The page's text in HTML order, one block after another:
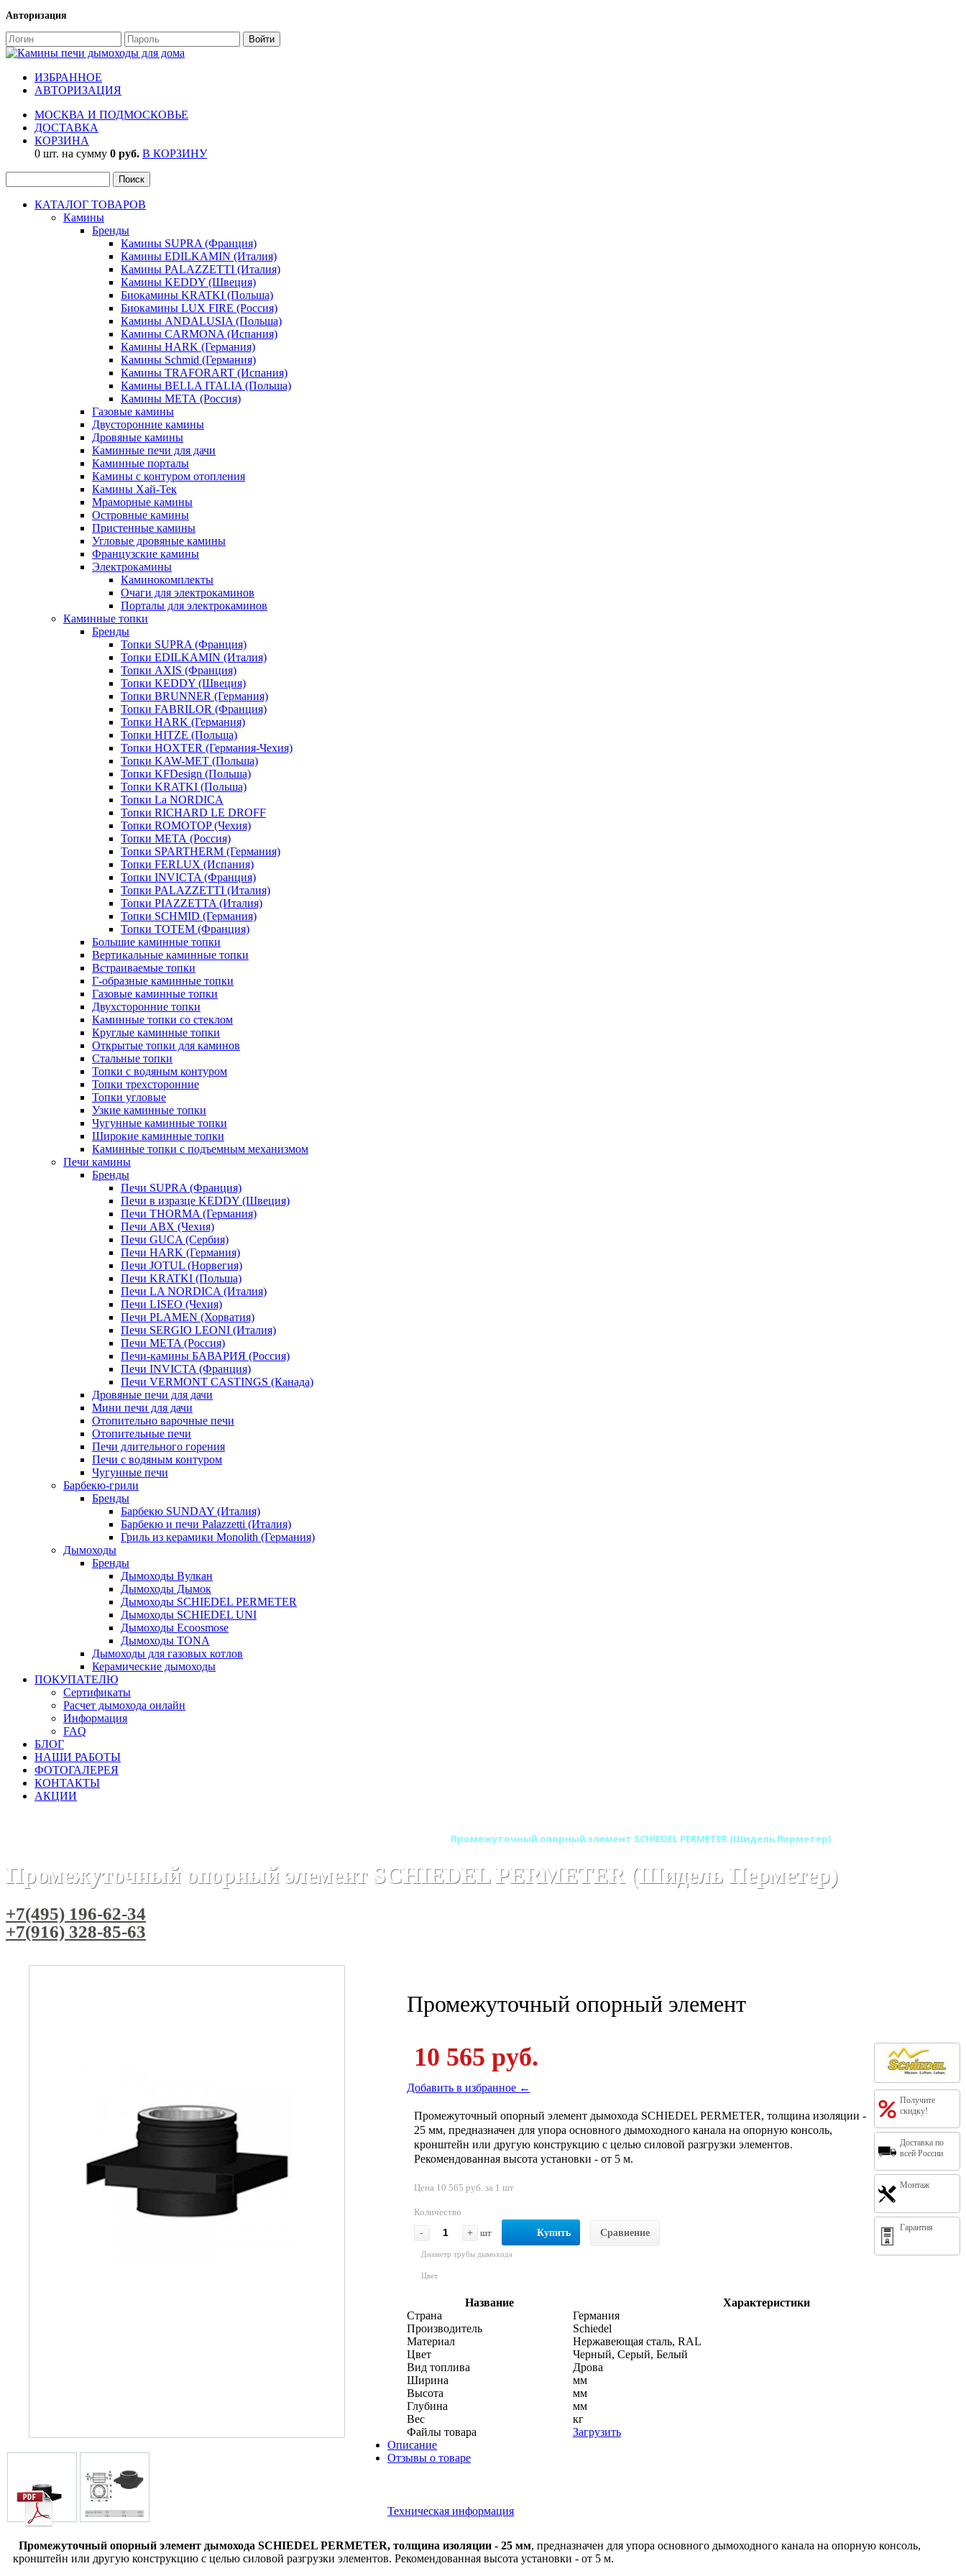
Авторизация
ИЗБРАННОЕ
АВТОРИЗАЦИЯ
МОСКВА И ПОДМОСКОВЬЕ
ДОСТАВКА
КОРЗИНА
0 шт. на сумму 0 руб. В КОРЗИНУ
КАТАЛОГ ТОВАРОВ
Камины
Бренды
Камины SUPRA (Франция)
Камины EDILKAMIN (Италия)
Камины PALAZZETTI (Италия)
Камины KEDDY (Швеция)
Биокамины KRATKI (Польша)
Биокамины LUX FIRE (Россия)
Камины ANDALUSIA (Польша)
Камины CARMONA (Испания)
Камины HARK (Германия)
Камины Schmid (Германия)
Камины TRAFORART (Испания)
Камины BELLA ITALIA (Польша)
Камины МЕТА (Россия)
Газовые камины
Двусторонние камины
Дровяные камины
Каминные печи для дачи
Каминные порталы
Камины с контуром отопления
Камины Хай-Тек
Мраморные камины
Островные камины
Пристенные камины
Угловые дровяные камины
Французские камины
Электрокамины
Каминокомплекты
Очаги для электрокаминов
Порталы для электрокаминов
Каминные топки
Бренды
Топки SUPRA (Франция)
Топки EDILKAMIN (Италия)
Топки AXIS (Франция)
Топки KEDDY (Швеция)
Топки BRUNNER (Германия)
Топки FABRILOR (Франция)
Топки HARK (Германия)
Топки HITZE (Польша)
Топки HOXTER (Германия-Чехия)
Топки KAW-MET (Польша)
Топки KFDesign (Польша)
Топки KRATKI (Польша)
Топки La NORDICA
Топки RICHARD LE DROFF
Топки ROMOTOP (Чехия)
Топки МЕТА (Россия)
Топки SPARTHERM (Германия)
Топки FERLUX (Испания)
Топки INVICTA (Франция)
Топки PALAZZETTI (Италия)
Топки PIAZZETTA (Италия)
Топки SCHMID (Германия)
Топки TOTEM (Франция)
Большие каминные топки
Вертикальные каминные топки
Встраиваемые топки
Г-образные каминные топки
Газовые каминные топки
Двухсторонние топки
Каминные топки со стеклом
Круглые каминные топки
Открытые топки для каминов
Стальные топки
Топки с водяным контуром
Топки трехсторонние
Топки угловые
Узкие каминные топки
Чугунные каминные топки
Широкие каминные топки
Каминные топки с подъемным механизмом
Печи камины
Бренды
Печи SUPRA (Франция)
Печи в изразце KEDDY (Швеция)
Печи THORMA (Германия)
Печи ABX (Чехия)
Печи GUCA (Сербия)
Печи HARK (Германия)
Печи JOTUL (Норвегия)
Печи KRATKI (Польша)
Печи LA NORDICA (Италия)
Печи LISEO (Чехия)
Печи PLAMEN (Хорватия)
Печи SERGIO LEONI (Италия)
Печи META (Россия)
Печи-камины БАВАРИЯ (Россия)
Печи INVICTA (Франция)
Печи VERMONT CASTINGS (Канада)
Дровяные печи для дачи
Мини печи для дачи
Отопительно варочные печи
Отопительные печи
Печи длительного горения
Печи с водяным контуром
Чугунные печи
Барбекю-грили
Бренды
Барбекю SUNDAY (Италия)
Барбекю и печи Palazzetti (Италия)
Гриль из керамики Monolith (Германия)
Дымоходы
Бренды
Дымоходы Вулкан
Дымоходы Дымок
Дымоходы SCHIEDEL PERMETER
Дымоходы SCHIEDEL UNI
Дымоходы Ecoosmose
Дымоходы TONA
Дымоходы для газовых котлов
Керамические дымоходы
ПОКУПАТЕЛЮ
Сертификаты
Расчет дымохода онлайн
Информация
FAQ
БЛОГ
НАШИ РАБОТЫ
ФОТОГАЛЕРЕЯ
КОНТАКТЫ
АКЦИИ
Промежуточный опорный элемент SCHIEDEL PERMETER (Шидель Перметер)
Промежуточный опорный элемент SCHIEDEL PERMETER (Шидель Перметер)
+7(495) 196-62-34
+7(916) 328-85-63
Промежуточный опорный элемент
Получите
скидку!
Доставка по
всей России
Монтаж
Гарантия
10 565 руб.
Добавить в избранное ←
Промежуточный опорный элемент дымохода SCHIEDEL PERMETER, толщина изоляции -
25 мм, предназначен для упора основного дымоходного канала на опорную консоль,
кронштейн или другую конструкцию с целью силовой разгрузки элементов.
Рекомендованная высота установки - от 5 м.
Цена 10 565 руб. за 1 шт
Количество
-
+ шт Купить Сравнение
Диаметр трубы дымохода
Цвет
Название
Характеристики
Страна
Германия
Производитель
Schiedel
Материал
Нержавеющая сталь, RAL
Цвет
Черный, Серый, Белый
Вид топлива
Дрова
Ширина
мм
Высота
мм
Глубина
мм
Вес
кг
Файлы товара
Загрузить
Описание
Отзывы о товаре
Техническая информация
Промежуточный опорный элемент дымохода SCHIEDEL PERMETER, толщина изоляции - 25 мм, предназначен для упора основного дымоходного канала на опорную консоль,
кронштейн или другую конструкцию с целью силовой разгрузки элементов. Рекомендованная высота установки - от 5 м.